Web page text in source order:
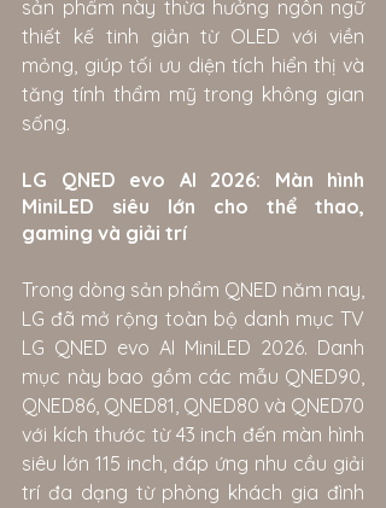
sản phẩm này thừa hưởng ngôn ngữ
thiết kế tinh giản từ OLED với viền
mỏng, giúp tối ưu diện tích hiển thị và
tăng tính thẩm mỹ trong không gian
sống.
LG QNED evo AI 2026: Màn hình
MiniLED siêu lớn cho thể thao,
gaming và giải trí
Trong dòng sản phẩm QNED năm nay,
LG đã mở rộng toàn bộ danh mục TV
LG QNED evo AI MiniLED 2026. Danh
mục này bao gồm các mẫu QNED90,
QNED86, QNED81, QNED80 và QNED70
với kích thước từ 43 inch đến màn hình
siêu lớn 115 inch, đáp ứng nhu cầu giải
trí đa dạng từ phòng khách gia đình